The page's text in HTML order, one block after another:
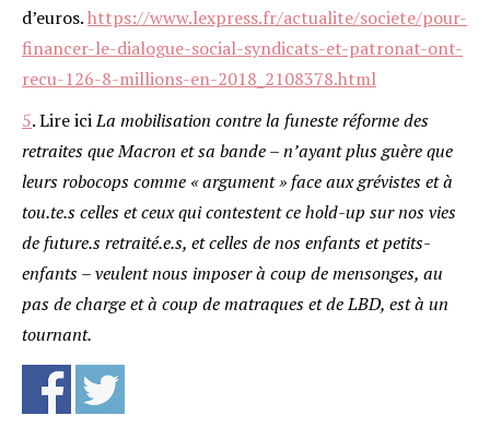
d’euros.https://www.lexpress.fr/actualite/societe/pour-
financer-le-dialogue-social-syndicats-et-patronat-ont-
recu-126-8-millions-en-2018_2108378.html
5.Lire iciLa mobilisation contre la funeste réforme des
retraites que Macron et sa bande – n’ayant plus guère que
leurs robocops comme « argument » face aux grévistes et à
tou.te.s celles et ceux qui contestent ce hold-up sur nos vies
de future.s retraité.e.s, et celles de nos enfants et petits-
enfants – veulent nous imposer à coup de mensonges, au
pas de charge et à coup de matraques et de LBD, est à un
tournant.